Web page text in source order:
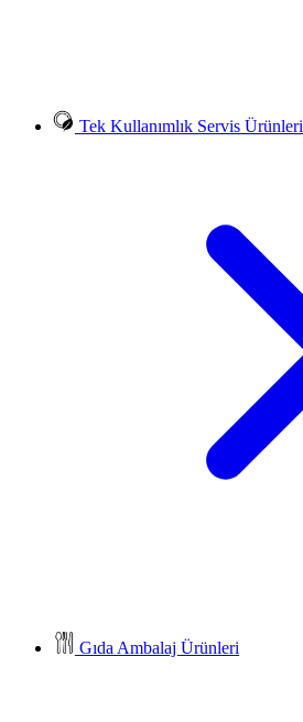
Tek Kullanımlık Servis Ürünleri
Gıda Ambalaj Ürünleri